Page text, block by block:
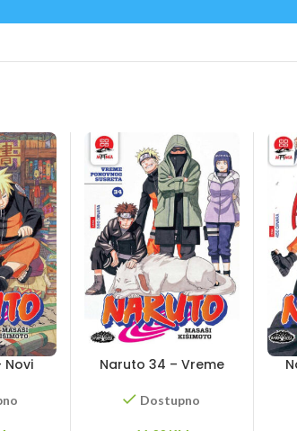
Novi
Naruto 34 – Vreme
Dostupno